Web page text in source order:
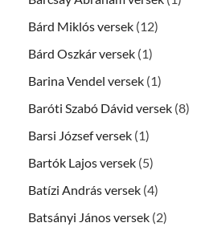
Bárd Miklós versek (12)
Bárd Oszkár versek (1)
Barina Vendel versek (1)
Baróti Szabó Dávid versek (8)
Barsi József versek (1)
Bartók Lajos versek (5)
Batízi András versek (4)
Batsányi János versek (2)